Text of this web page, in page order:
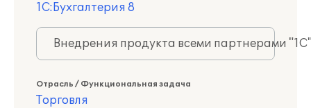
1С:Бухгалтерия 8
Внедрения продукта всеми партнерами
Отрасль / Функциональная задача
Торговля